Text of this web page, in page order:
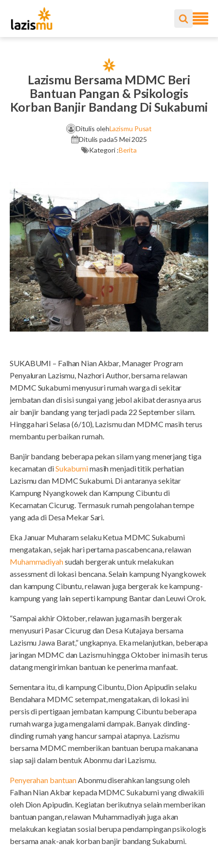
Lazismu Bersama MDMC Beri
Bantuan Pangan & Psikologis
Korban Banjir Bandang Di Sukabumi
Ditulis olehLazismu Pusat
Ditulis pada5 Mei 2025
Kategori :Berita
SUKABUMI – Falhan Nian Akbar, Manager Program
Penyaluran Lazismu, Nazhori Author, bersama relawan
MDMC Sukabumi menyusuri rumah warga di sekitar
jembatan dan di sisi sungai yang jebol akibat derasnya arus
air banjir bandang yang terjadi pada 22 September silam.
Hingga hari Selasa (6/10), Lazismu dan MDMC masih terus
membantu perbaikan rumah.
Banjir bandang beberapa pekan silam yang menerjang tiga
kecamatan diSukabumimasih menjadi titik perhatian
Lazismu dan MDMC Sukabumi. Di antaranya sekitar
Kampung Nyangkowek dan Kampung Cibuntu di
Kecamatan Cicurug. Termasuk rumah pengolahan tempe
yang ada di Desa Mekar Sari.
Eka Januar Muharam selaku Ketua MDMC Sukabumi
mengatakan, sejak hari pertama pascabencana, relawan
Muhammadiyahsudah bergerak untuk melakukan
assessment di lokasi bencana. Selain kampung Nyangkowek
dan kampung Cibuntu, relawan juga bergerak ke kampung-
kampung yang lain seperti kampung Bantar dan Leuwi Orok.
“Sampai akhir Oktober, relawan juga masih bergerak
menyusuri Pasar Cicurug dan Desa Kutajaya bersama
Lazismu Jawa Barat,” ungkapnya. Eka melanjutkan, beberapa
jaringan MDMC dan Lazismu hingga Oktober ini masih terus
datang mengirimkan bantuan ke penerima manfaat.
Sementara itu, di kampung Cibuntu, Dion Apipudin selaku
Bendahara MDMC setempat, mengatakan, di lokasi ini
persis di pertigaan jembatan kampung Cibuntu beberapa
rumah warga juga mengalami dampak. Banyak dinding-
dinding rumah yang hancur sampai atapnya. Lazismu
bersama MDMC memberikan bantuan berupa makanana
siap saji dalam bentuk Abonmu dari Lazismu.
Penyerahan bantuan Abonmu diserahkan langsung oleh
Falhan Nian Akbar kepada MDMC Sukabumi yang diwakili
oleh Dion Apipudin. Kegiatan berikutnya selain memberikan
bantuan pangan, relawan Muhammadiyah juga akan
melakukan kegiatan sosial berupa pendampingan psikologis
bersama anak-anak korban banjir bandang Sukabumi.